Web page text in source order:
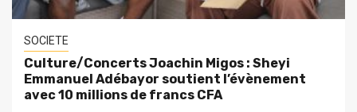
SOCIETE
Culture/Concerts Joachin Migos : Sheyi
Emmanuel Adébayor soutient l’évènement
avec 10 millions de francs CFA